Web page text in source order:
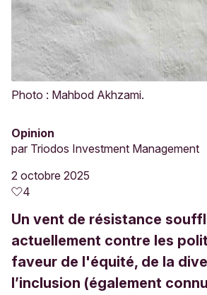
Photo : Mahbod Akhzami.
Opinion
par Triodos Investment Management
2 octobre 2025
4
Un vent de résistance
actuellement contre les
faveur de l'équité, de la
l’inclusion (également